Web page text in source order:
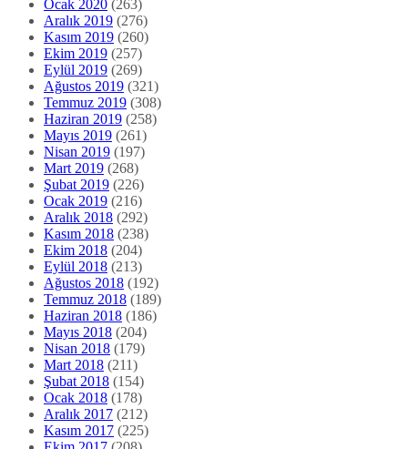
Ocak 2020 (263)
Aralık 2019 (276)
Kasım 2019 (260)
Ekim 2019 (257)
Eylül 2019 (269)
Ağustos 2019 (321)
Temmuz 2019 (308)
Haziran 2019 (258)
Mayıs 2019 (261)
Nisan 2019 (197)
Mart 2019 (268)
Şubat 2019 (226)
Ocak 2019 (216)
Aralık 2018 (292)
Kasım 2018 (238)
Ekim 2018 (204)
Eylül 2018 (213)
Ağustos 2018 (192)
Temmuz 2018 (189)
Haziran 2018 (186)
Mayıs 2018 (204)
Nisan 2018 (179)
Mart 2018 (211)
Şubat 2018 (154)
Ocak 2018 (178)
Aralık 2017 (212)
Kasım 2017 (225)